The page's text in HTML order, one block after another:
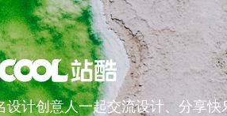
计创意人一起交流设计、分享快